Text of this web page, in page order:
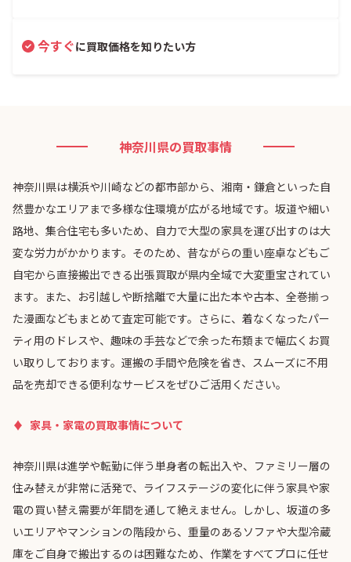
今すぐに買取価格を知りたい方
神奈川県の買取事情
神奈川県は横浜や川崎などの都市部から、湘南・鎌倉といった自
然豊かなエリアまで多様な住環境が広がる地域です。坂道や細い
路地、集合住宅も多いため、自力で大型の家具を運び出すのは大
変な労力がかかります。そのため、昔ながらの重い座卓などもご
自宅から直接搬出できる出張買取が県内全域で大変重宝されてい
ます。また、お引越しや断捨離で大量に出た本や古本、全巻揃っ
た漫画などもまとめて査定可能です。さらに、着なくなったパー
ティ用のドレスや、趣味の手芸などで余った布類まで幅広くお買
い取りしております。運搬の手間や危険を省き、スムーズに不用
品を売却できる便利なサービスをぜひご活用ください。
家具・家電の買取事情について
神奈川県は進学や転勤に伴う単身者の転出入や、ファミリー層の
住み替えが非常に活発で、ライフステージの変化に伴う家具や家
電の買い替え需要が年間を通して絶えません。しかし、坂道の多
いエリアやマンションの階段から、重量のあるソファや大型冷蔵
庫をご自身で搬出するのは困難なため、作業をすべてプロに任せ